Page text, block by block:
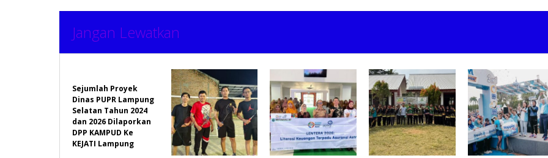
Jangan Lewatkan
Sejumlah Proyek
Dinas PUPR Lampung
Selatan Tahun 2024
dan 2026 Dilaporkan
DPP KAMPUD Ke
KEJATI Lampung